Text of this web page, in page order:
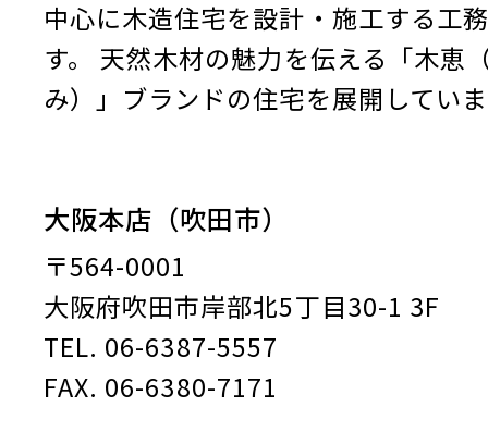
中心に木造住宅を設計・施工する工
す。
天然木材の魅力を伝える「木恵
み）」ブランドの住宅を展開してい
大阪本店（吹田市）
〒564-0001
大阪府吹田市岸部北5丁目30-1 3F
TEL. 06-6387-5557
FAX. 06-6380-7171